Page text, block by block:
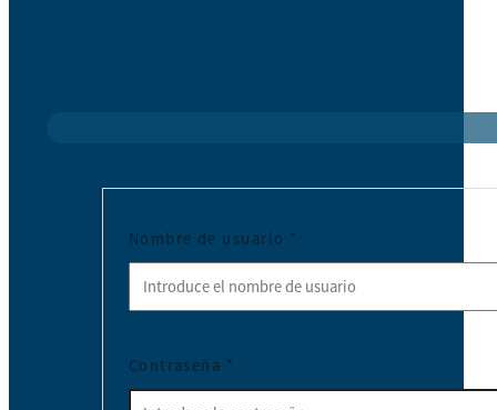
Nombre de usuario *
Contraseña *